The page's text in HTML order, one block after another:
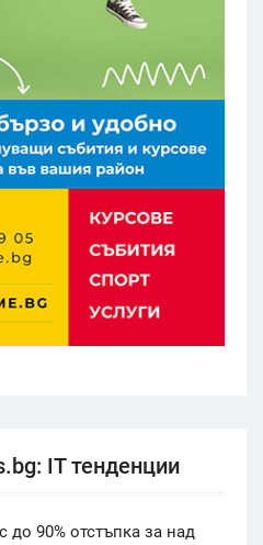
IT тенденции
до 90% отстъпка за над